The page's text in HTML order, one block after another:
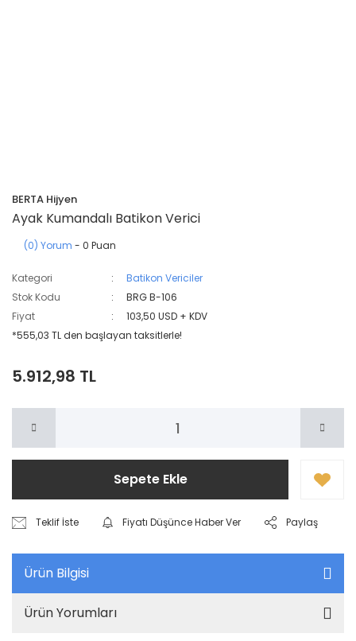
BERTA Hijyen
Ayak Kumandalı Batikon Verici
(0) Yorum - 0 Puan
Kategori
Batikon Vericiler
Stok Kodu
BRG B-106
Fiyat
103,50 USD + KDV
*555,03 TL den başlayan taksitlerle!
5.912,98 TL
Sepete Ekle
Teklif İste Fiyatı Düşünce Haber Ver Paylaş
Ürün Bilgisi
Ürün Yorumları